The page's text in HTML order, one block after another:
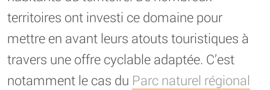
territoires ont investi ce domaine pour
mettre en avant leurs atouts touristiques à
travers une offre cyclable adaptée. C’est
notamment le cas du Parc naturel régional